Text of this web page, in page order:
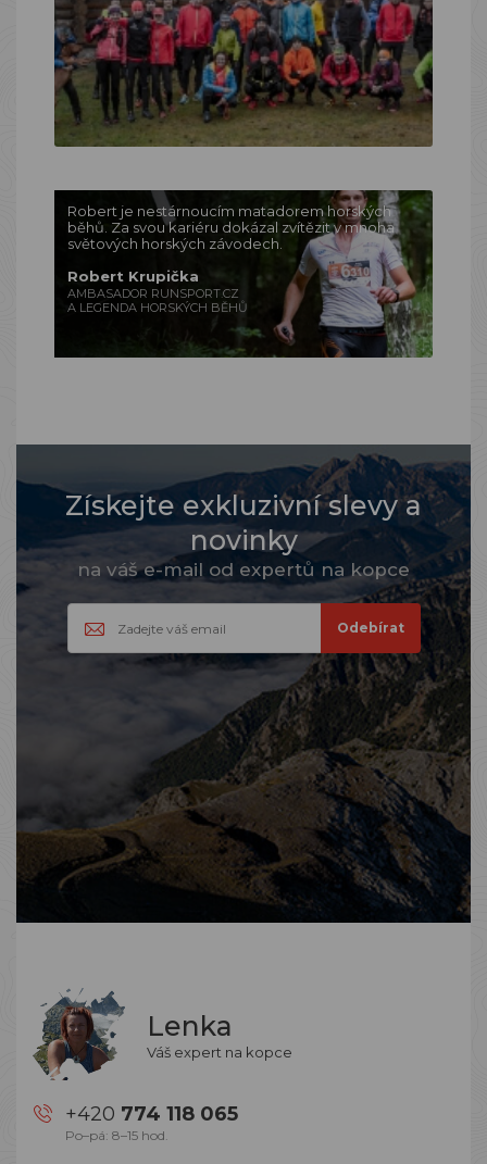
Robert je nestárnoucím matadorem horských
běhů. Za svou kariéru dokázal zvítězit v mnoha
světových horských závodech.
Robert Krupička
AMBASADOR RUNSPORT.CZ
A LEGENDA HORSKÝCH BĚHŮ
Získejte exkluzivní slevy a
novinky
na váš e-mail od expertů na kopce
Lenka
Váš expert na kopce
+420 774 118 065
Po–pá: 8–15 hod.